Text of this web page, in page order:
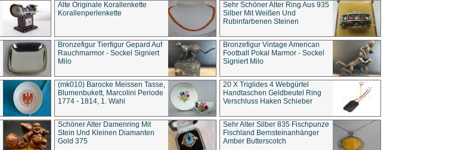
Alte Originale Korallenkette
Korallenperlenkette
Sehr Schöner Alter Ring Aus 935
Silber Mit Weißen Und
Rubinfarbenen Steinen
Bronzefigur Tierfigur Gepard Auf
Rauchmarmor - Sockel Signiert
Milo
Bronzefigur Vintage American
Football Pokal Marmor - Sockel
Signiert Milo
(mk010) Barocke Meissen Tasse,
Blumenbukett, Marcolini Periode
1774 - 1814, 1. Wahl
20 X Triglides 4 Webgürtel
Handtaschen Geldbeutel Ring
Verschluss Haken Schieber
Schöner Alter Damenring Mit
Stein Und Kleinen Diamanten
Gold 375
Sehr Alter Silber 835 Fischpunze
Fischland Bernsteinanhänger
Amber Butterscotch